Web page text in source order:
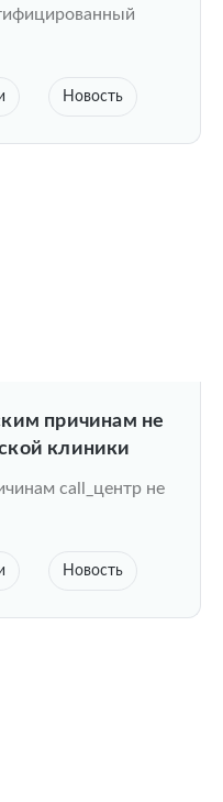
Новость
причинам не
клиники
call_центр не
Новость